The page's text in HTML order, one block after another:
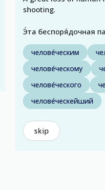
shooting.
Э́та беспоря́дочная
челове́ческим
челове́ческому
челове́ческого
челове́ческейший
skip